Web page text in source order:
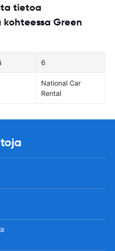
tietoa
Green
6
National Car
Rental